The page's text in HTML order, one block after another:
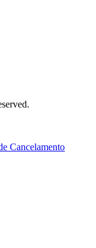
Cancelamento